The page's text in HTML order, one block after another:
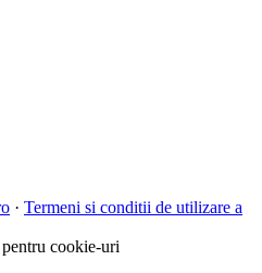
· Termeni si conditii de utilizare a
cookie-uri